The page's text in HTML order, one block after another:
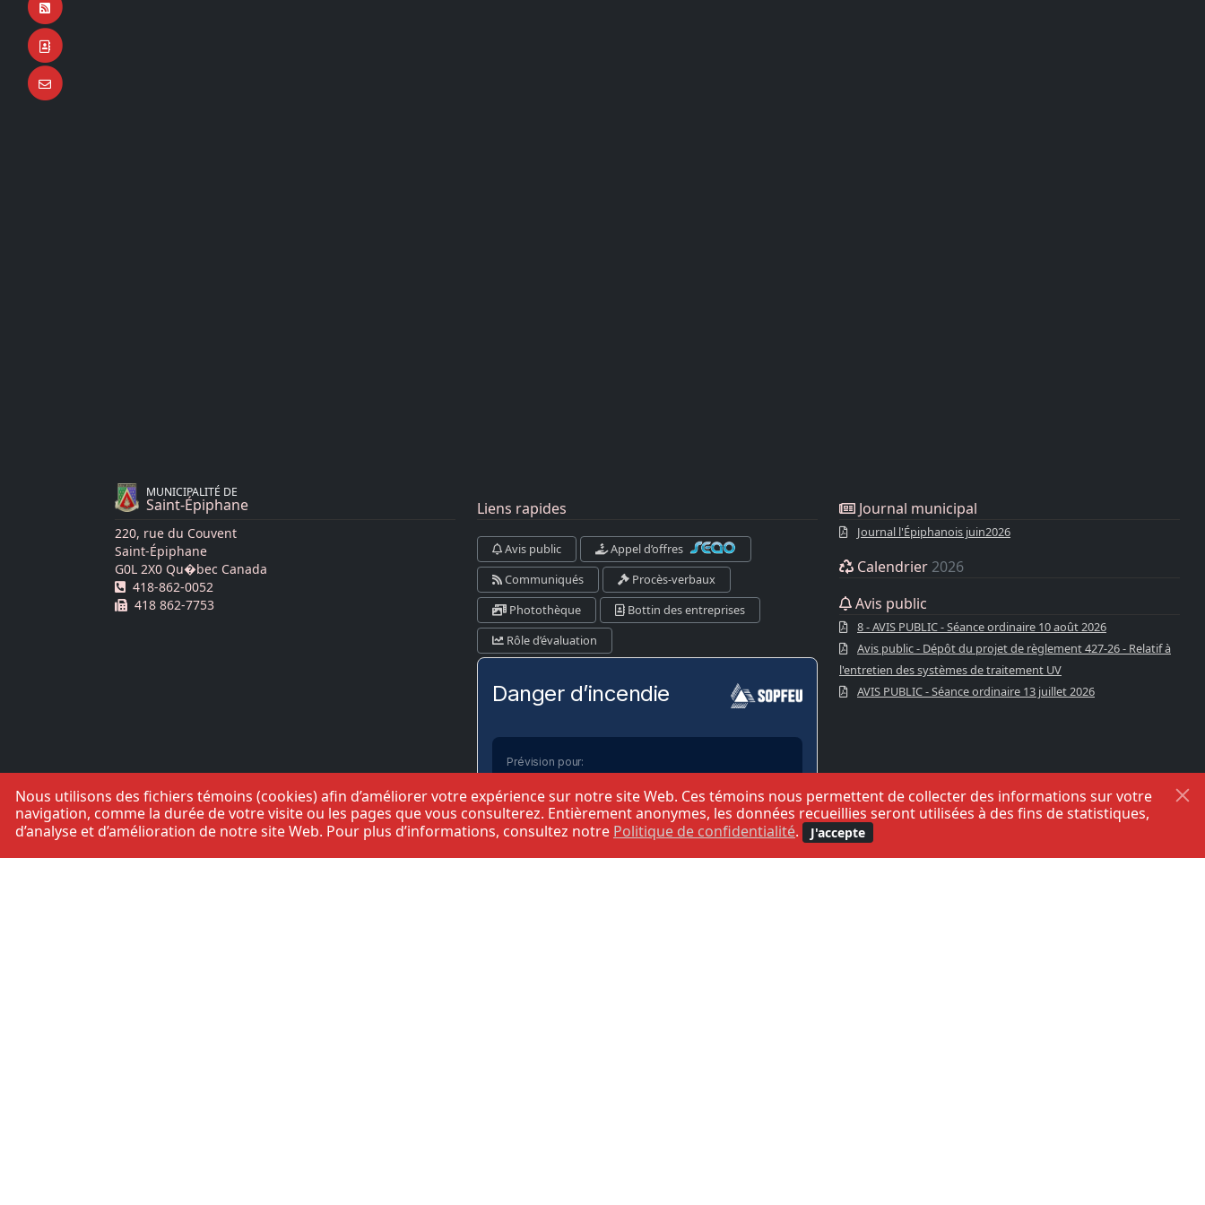
MUNICIPALITÉ DE
Saint-Épiphane
220, rue du Couvent
Saint-Épiphane
G0L 2X0 Qu�bec Canada
Téléphone :
418-862-0052
Télécopie :
418 862-7753
Liens rapides
Avis public
Appel d’offres
Communiqués
Procès-verbaux
Photothèque
Bottin des entreprises
Rôle d’évaluation
Danger d’incendie
Prévision pour:
Kamouraska-RDL-Témis-Les Basques
Journal municipal
Journal l'Épiphanois juin2026
Calendrier 2026
Avis public
8 - AVIS PUBLIC - Séance ordinaire 10 août 2026
Avis public - Dépôt du projet de règlement 427-26 - Relatif à
l'entretien des systèmes de traitement UV
AVIS PUBLIC - Séance ordinaire 13 juillet 2026
Nous utilisons des fichiers témoins (cookies) afin d’améliorer votre expérience sur notre site Web. Ces témoins nous permettent de collecter des informations sur votre
navigation, comme la durée de votre visite ou les pages que vous consulterez. Entièrement anonymes, les données recueillies seront utilisées à des fins de statistiques,
d’analyse et d’amélioration de notre site Web. Pour plus d’informations, consultez notre Politique de confidentialité. J'accepte